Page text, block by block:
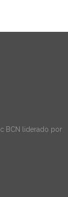
BCN liderado por